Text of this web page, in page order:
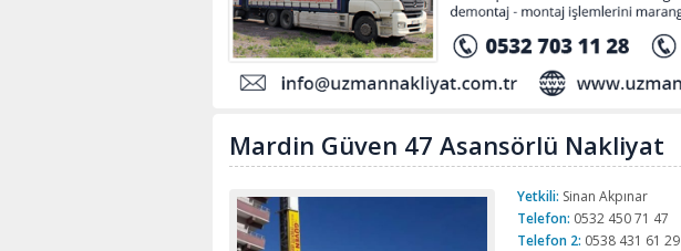
Mardin Güven 47 Asansörlü Nakliyat
Yetkili: Sinan Akpınar
Telefon: 0532 450 71 47
Telefon 2: 0538 431 61 29